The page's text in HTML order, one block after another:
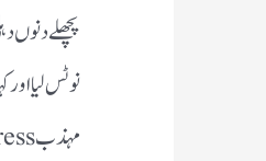
پچھلے دنوں
نوٹس لیا